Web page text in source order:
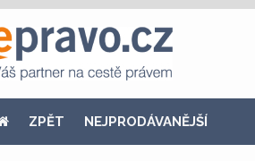
ZPĚT NEJPRODÁVANĚJŠÍ